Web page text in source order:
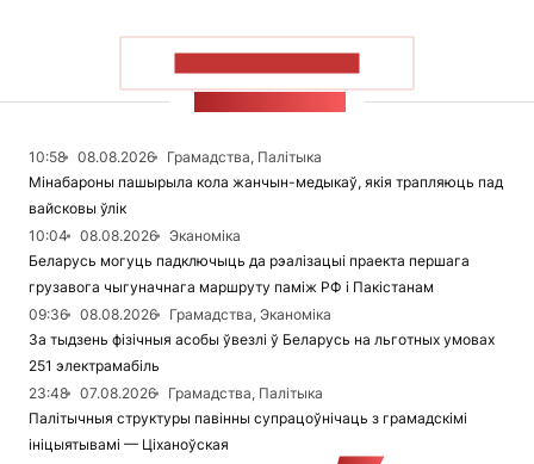
10:58 08.08.2026
Грамадства, Палітыка
Мінабароны пашырыла кола жанчын-медыкаў, якія трапляюць пад
вайсковы ўлік
10:04
08.08.2026
Эканоміка
Беларусь могуць падключыць да рэалізацыі праекта першага
грузавога чыгуначнага маршруту паміж РФ і Пакістанам
09:36
08.08.2026
Грамадства, Эканоміка
За тыдзень фізічныя асобы ўвезлі ў Беларусь на льготных умовах
251 электрамабіль
23:48
07.08.2026
Грамадства, Палітыка
Палітычныя структуры павінны супрацоўнічаць з грамадскімі
ініцыятывамі — Ціханоўская